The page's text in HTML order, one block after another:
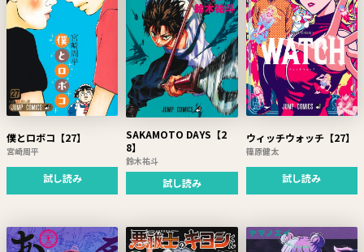
僕とロボコ【27】
宮崎周平
試し読み
SAKAMOTO DAYS【2
8】
鈴木祐斗
試し読み
ウィッチウォッチ【27】
篠原健太
試し読み